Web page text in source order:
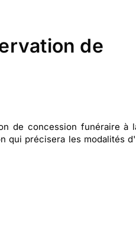
de
de concession funéraire à
qui précisera les modalités